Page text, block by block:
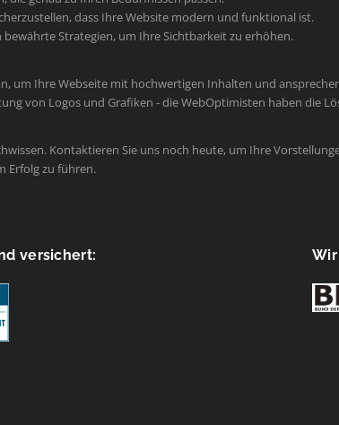
dass Ihre Website modern und funktional ist.
Strategien, um Ihre Sichtbarkeit zu erhöhen.
um Ihre Webseite mit hochwertigen Inhalten und
von Logos und Grafiken - die WebOptimisten haben die
Kontaktieren Sie uns noch heute, um Ihre
Erfolg zu führen.
versichert: